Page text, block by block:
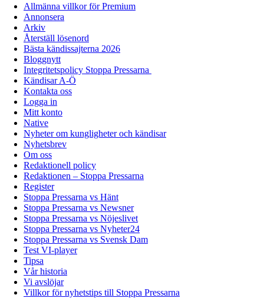
Allmänna villkor för Premium
Annonsera
Arkiv
Återställ lösenord
Bästa kändissajterna 2026
Bloggnytt
Integritetspolicy Stoppa Pressarna
Kändisar A-Ö
Kontakta oss
Logga in
Mitt konto
Native
Nyheter om kungligheter och kändisar
Nyhetsbrev
Om oss
Redaktionell policy
Redaktionen – Stoppa Pressarna
Register
Stoppa Pressarna vs Hänt
Stoppa Pressarna vs Newsner
Stoppa Pressarna vs Nöjeslivet
Stoppa Pressarna vs Nyheter24
Stoppa Pressarna vs Svensk Dam
Test VI-player
Tipsa
Vår historia
Vi avslöjar
Villkor för nyhetstips till Stoppa Pressarna